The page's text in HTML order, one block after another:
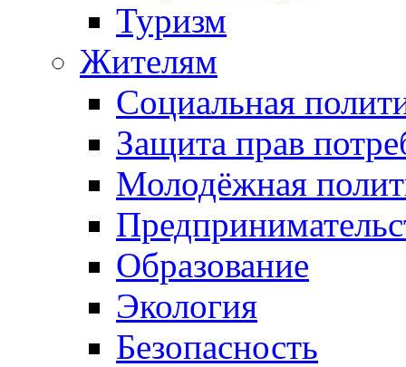
Туризм
Жителям
Социальная
Защита прав
Молодёжная
Образование
Экология
Безопасность